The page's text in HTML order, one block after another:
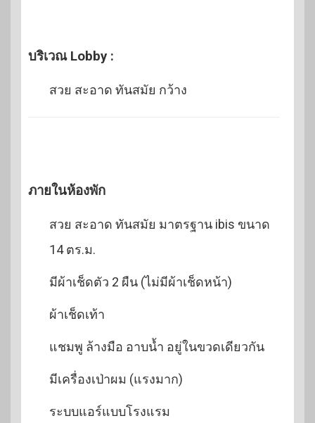
บริเวณ Lobby :
สวย สะอาด ทันสมัย กว้าง
ภายในห้องพัก
สวย สะอาด ทันสมัย มาตรฐาน ibis ขนาด
14 ตร.ม.
มีผ้าเช็ดตัว 2 ผืน (ไม่มีผ้าเช็ดหน้า)
ผ้าเช็ดเท้า
แชมพู ล้างมือ อาบน้ำ อยู่ในขวดเดียวกัน
มีเครื่องเป่าผม (แรงมาก)
ระบบแอร์แบบโรงแรม